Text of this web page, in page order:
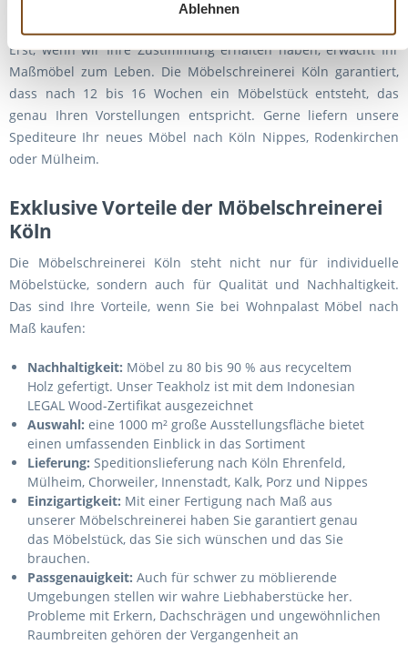
Ablehnen
Erst, wenn wir Ihre Zustimmung erhalten haben, erwacht Ihr
Maßmöbel zum Leben. Die Möbelschreinerei Köln garantiert,
dass nach 12 bis 16 Wochen ein Möbelstück entsteht, das
genau Ihren Vorstellungen entspricht. Gerne liefern unsere
Spediteure Ihr neues Möbel nach Köln Nippes, Rodenkirchen
oder Mülheim.
Exklusive Vorteile der Möbelschreinerei
Köln
Die Möbelschreinerei Köln steht nicht nur für individuelle
Möbelstücke, sondern auch für Qualität und Nachhaltigkeit.
Das sind Ihre Vorteile, wenn Sie bei Wohnpalast Möbel nach
Maß kaufen:
Nachhaltigkeit: Möbel zu 80 bis 90 % aus recyceltem
Holz gefertigt. Unser Teakholz ist mit dem Indonesian
LEGAL Wood-Zertifikat ausgezeichnet
Auswahl: eine 1000 m² große Ausstellungsfläche bietet
einen umfassenden Einblick in das Sortiment
Lieferung: Speditionslieferung nach Köln Ehrenfeld,
Mülheim, Chorweiler, Innenstadt, Kalk, Porz und Nippes
Einzigartigkeit: Mit einer Fertigung nach Maß aus
unserer Möbelschreinerei haben Sie garantiert genau
das Möbelstück, das Sie sich wünschen und das Sie
brauchen.
Passgenauigkeit: Auch für schwer zu möblierende
Umgebungen stellen wir wahre Liebhaberstücke her.
Probleme mit Erkern, Dachschrägen und ungewöhnlichen
Raumbreiten gehören der Vergangenheit an